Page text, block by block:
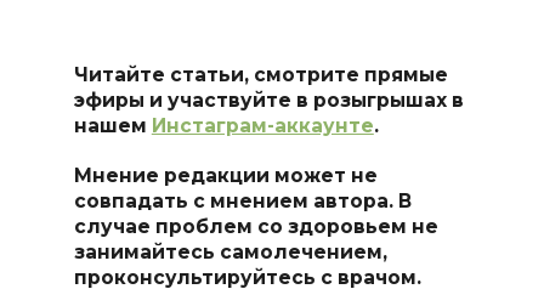
Читайте статьи, смотрите прямые
эфиры и участвуйте в розыгрышах в
нашем Инстаграм-аккаунте.
Мнение редакции может не
совпадать с мнением автора. В
случае проблем со здоровьем не
занимайтесь самолечением,
проконсультируйтесь с врачом.